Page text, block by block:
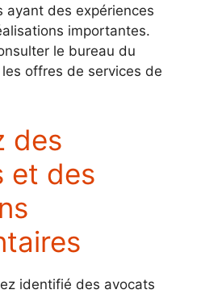
ayant des expériences
importantes.
le bureau du
offres de services de
des
et des
identifié des avocats